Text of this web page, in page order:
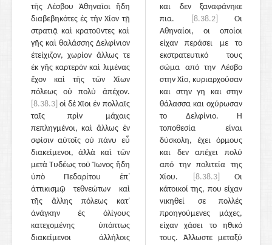
τῆς Λέσβου Ἀθηναῖοι ἤδη
διαβεβηκότες ἐς τὴν Χίον τῇ
στρατιᾷ καὶ κρατοῦντες καὶ
γῆς καὶ θαλάσσης Δελφίνιον
ἐτείχιζον, χωρίον ἄλλως τε
ἐκ γῆς καρτερὸν καὶ λιμένας
ἔχον καὶ τῆς τῶν Χίων
πόλεως οὐ πολὺ ἀπέχον.
[8.38.3] οἱ δὲ Χῖοι ἐν πολλαῖς
ταῖς πρὶν μάχαις
πεπληγμένοι, καὶ ἄλλως ἐν
σφίσιν αὐτοῖς οὐ πάνυ εὖ
διακείμενοι, ἀλλὰ καὶ τῶν
μετὰ Τυδέως τοῦ Ἴωνος ἤδη
ὑπὸ Πεδαρίτου ἐπ᾽
ἀττικισμῷ τεθνεώτων καὶ
τῆς ἄλλης πόλεως κατ᾽
ἀνάγκην ἐς ὀλίγους
κατεχομένης ὑπόπτως
διακείμενοι ἀλλήλοις
και δεν ξαναφάνηκε
πια.
[8.38.2]
Οι
Αθηναίοι, οι οποίοι
είχαν περάσει με το
εκστρατευτικό τους
σώμα από την Λέσβο
στην Χίο, κυριαρχούσαν
και στην γη και στην
θάλασσα και οχύρωσαν
το Δελφίνιο. Η
τοποθεσία είναι
δύσκολη, έχει όρμους
και δεν απέχει πολύ
από την πολιτεία της
Χίου.
[8.38.3]
Οι
κάτοικοί της, που είχαν
νικηθεί σε πολλές
προηγούμενες μάχες,
είχαν χάσει το ηθικό
τους. Άλλωστε μεταξύ